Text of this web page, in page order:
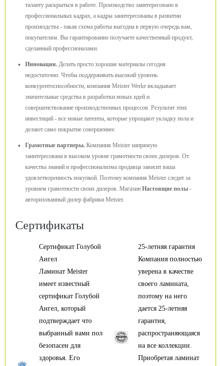
таланту раскрыться в работе. Производство заинтересовано в
профессиональных кадрах, а кадры заинтересованы в развитии
производства - такая схема работы выгодна в первую очередь вам,
покупателям. Вы гарантированно получаете качественный продукт,
сделанный профессионалами.
Инновации. Делать просто хорошие материалы сегодня
недостаточно. Чтобы поддерживать высокий уровень
конкурентоспособности, компания Meister Werke вкладывает
значительные средства в разработки новых идей и
совершенствование производственных процессов. Результат этих
инвестиций - все новые патенты, которые упрощают укладку пола и
делают само покрытие совершеннее.
Грамотные партнеры. Компания Meister напрямую
заинтересована в высоком уровне грамотности своих дилеров. От
качества знаний и профессионализма продавца зависит ваша
удовлетворенность покупкой. Поэтому компания Meister следит за
уровнем грамотности своих дилеров. Магазин Настоящие полы -
авторизованный дилер фабрики Meister.
Сертификаты
25-летняя гарантия
Компания полностью
уверена в качестве
своего ламината,
поэтому на него
дается 25-летняя
гарантия,
распространяющаяся
на все коллекции.
Приобретая ламинат
Сертификат Голубой
Ангел
Ламинат Meister
имеет известный
сертификат Голубой
Ангел, который
подтверждает что
выбранный вами пол
безопасен для
здоровья. Его